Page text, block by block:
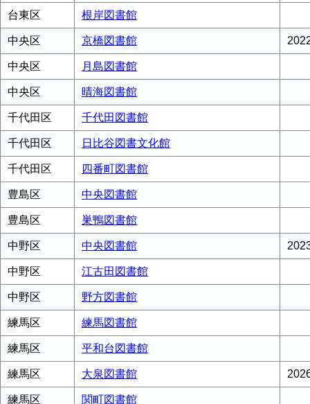
台東区 根岸図書館
中央区 京橋図書館
中央区 月島図書館
中央区 晴海図書館
千代田区 千代田図書館
千代田区 日比谷図書文化館
千代田区 四番町図書館
豊島区 中央図書館
豊島区 巣鴨図書館
中野区 中央図書館
中野区 江古田図書館
中野区 野方図書館
練馬区 練馬図書館
練馬区 平和台図書館
練馬区 大泉図書館
練馬区 関町図書館